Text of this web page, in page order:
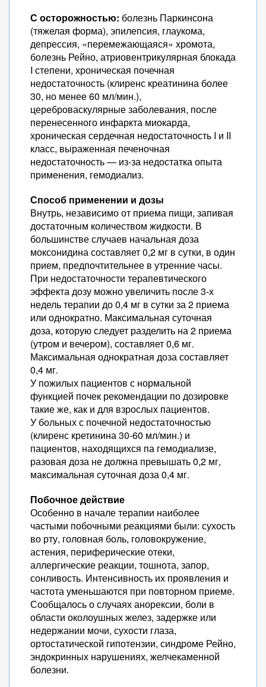
С осторожностью: болезнь Паркинсона
(тяжелая форма), эпилепсия, глаукома,
депрессия, «перемежающаяся» хромота,
болезнь Рейно, атриовентрикулярная блокада
I степени, хроническая почечная
недостаточность (клиренс креатинина более
30, но менее 60 мл/мин.),
цереброваскулярные заболевания, после
перенесенного инфаркта миокарда,
хроническая сердечная недостаточность I и II
класс, выраженная печеночная
недостаточность — из-за недостатка опыта
применения, гемодиализ.
Способ применении и дозы
Внутрь, независимо от приема пищи, запивая
достаточным количеством жидкости. В
большинстве случаев начальная доза
моксонидина составляет 0,2 мг в сутки, в один
прием, предпочтительнее в утренние часы.
При недостаточности терапевтического
эффекта дозу можно увеличить после 3-х
недель терапии до 0,4 мг в сутки за 2 приема
или однократно. Максимальная суточная
доза, которую следует разделить на 2 приема
(утром и вечером), составляет 0,6 мг.
Максимальная однократная доза составляет
0,4 мг.
У пожилых пациентов с нормальной
функцией почек рекомендации по дозировке
такие же, как и для взрослых пациентов.
У больных с почечной недостаточностью
(клиренс кретинина 30-60 мл/мин.) и
пациентов, находящихся па гемодиализе,
разовая доза не должна превышать 0,2 мг,
максимальная суточная доза 0,4 мг.
Побочное действие
Особенно в начале терапии наиболее
частыми побочными реакциями были: сухость
во рту, головная боль, головокружение,
астения, периферические отеки,
аллергические реакции, тошнота, запор,
сонливость. Интенсивность их проявления и
частота уменьшаются при повторном приеме.
Сообщалось о случаях анорексии, боли в
области околоушных желез, задержке или
недержании мочи, сухости глаза,
ортостатической гипотензии, синдроме Рейно,
эндокринных нарушениях, желчекаменной
болезни.